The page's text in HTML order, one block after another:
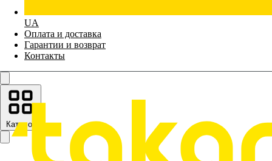
UA
Оплата и доставка
Гарантии и возврат
Контакты
Каталог